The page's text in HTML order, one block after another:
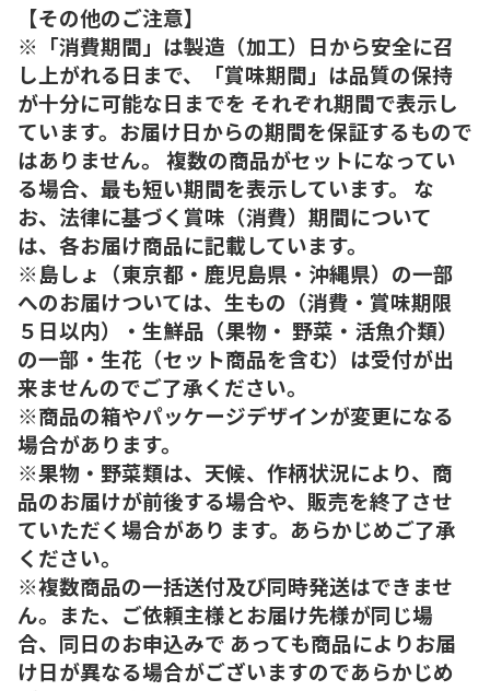
【その他のご注意】
※「消費期間」は製造（加工）日から安全に召
し上がれる日まで、「賞味期間」は品質の保持
が十分に可能な日までを それぞれ期間で表示し
ています。お届け日からの期間を保証するもので
はありません。 複数の商品がセットになってい
る場合、最も短い期間を表示しています。 な
お、法律に基づく賞味（消費）期間について
は、各お届け商品に記載しています。
※島しょ（東京都・鹿児島県・沖縄県）の一部
へのお届けついては、生もの（消費・賞味期限
５日以内）・生鮮品（果物・ 野菜・活魚介類）
の一部・生花（セット商品を含む）は受付が出
来ませんのでご了承ください。
※商品の箱やパッケージデザインが変更になる
場合があります。
※果物・野菜類は、天候、作柄状況により、商
品のお届けが前後する場合や、販売を終了させ
ていただく場合があり ます。あらかじめご了承
ください。
※複数商品の一括送付及び同時発送はできませ
ん。また、ご依頼主様とお届け先様が同じ場
合、同日のお申込みで あっても商品によりお届
け日が異なる場合がございますのであらかじめ